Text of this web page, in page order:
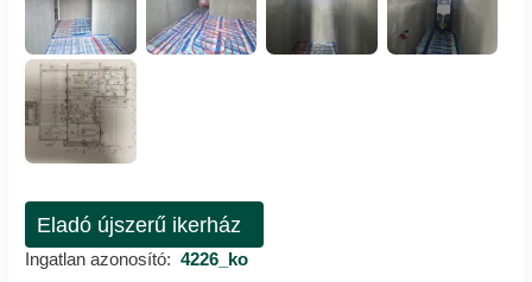
Eladó újszerű ikerház
Ingatlan azonosító: 4226_ko